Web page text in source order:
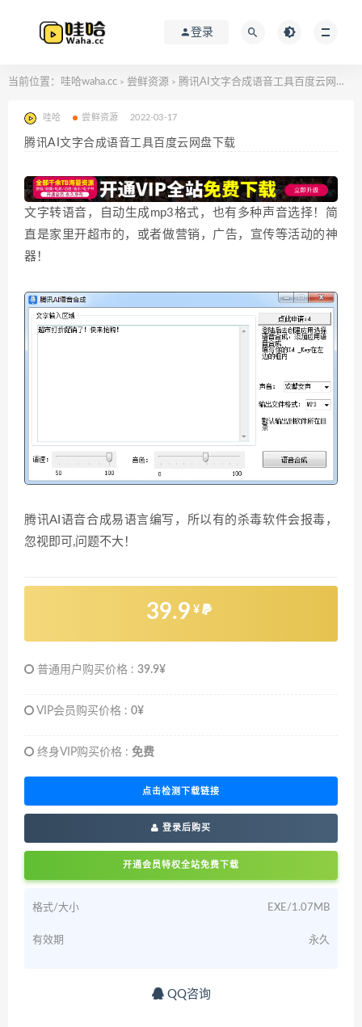
登录
当前位置： 哇哈waha.cc > 尝鲜资源 > 腾讯AI文字合成语音工具百度云网盘下载
哇哈 尝鲜资源 2022-03-17
腾讯AI文字合成语音工具百度云网盘下载
文字转语音，自动生成mp3格式，也有多种声音选择！简
直是家里开超市的，或者做营销，广告，宣传等活动的神
器！
腾讯AI语音合成易语言编写，所以有的杀毒软件会报毒，
忽视即可,问题不大！
39.9 ¥
普通用户购买价格 : 39.9¥
VIP会员购买价格 : 0¥
终身VIP购买价格 : 免费
点击检测下载链接
登录后购买
开通会员特权全站免费下载
格式/大小 EXE/1.07MB
有效期 永久
QQ咨询